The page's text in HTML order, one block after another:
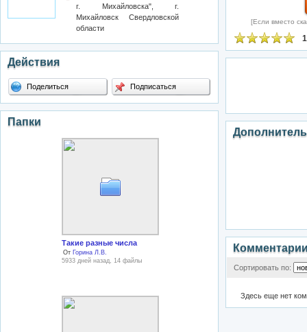
г. Михайловска", г.
Михайловск Свердловской
области
Действия
Поделиться Подписаться
Папки
Такие разные числа
От Горина Л.В.
5933 дней назад, 14 файлы
[Если вместо
Сортировать по:
Здесь еще нет